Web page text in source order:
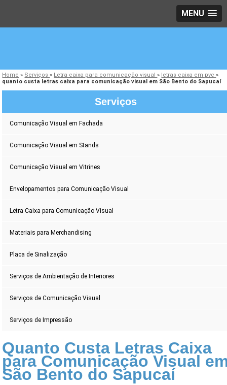
MENU
Home » Serviços» Letra caixa para comunicação visual» letras caixa em pvc»
quanto custa letras caixa para comunicação visual em São Bento do Sapucaí
Serviços
Comunicação Visual em Fachada
Comunicação Visual em Stands
Comunicação Visual em Vitrines
Envelopamentos para Comunicação Visual
Letra Caixa para Comunicação Visual
Materiais para Merchandising
Placa de Sinalização
Serviços de Ambientação de Interiores
Serviços de Comunicação Visual
Serviços de Impressão
Quanto Custa Letras Caixa
para Comunicação Visual
São Bento do Sapucaí